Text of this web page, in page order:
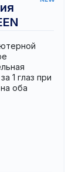
1 глаз при
оба